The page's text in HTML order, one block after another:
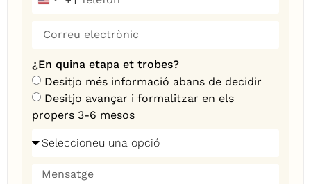
United States +1
¿En quina etapa et trobes?
Desitjo més informació abans de decidir
Desitjo avançar i formalitzar en els
propers 3-6 mesos